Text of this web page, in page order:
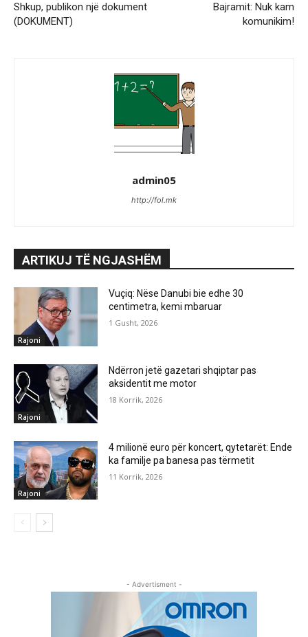
Shkup, publikon një dokument
(DOKUMENT)
Bajramit: Nuk kam
komunikim!
admin05
http://fol.mk
ARTIKUJ TË NGJASHËM
Rajoni
Vuçiq: Nëse Danubi bie edhe 30
centimetra, kemi mbaruar
1 Gusht, 2026
Rajoni
Ndërron jetë gazetari shqiptar pas
aksidentit me motor
18 Korrik, 2026
Rajoni
4 milionë euro për koncert, qytetarët: Ende
ka familje pa banesa pas tërmetit
11 Korrik, 2026
- Advertisment -